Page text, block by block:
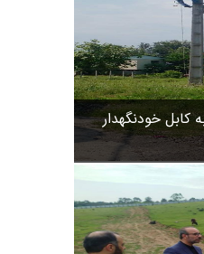
کابل خودنگهدار